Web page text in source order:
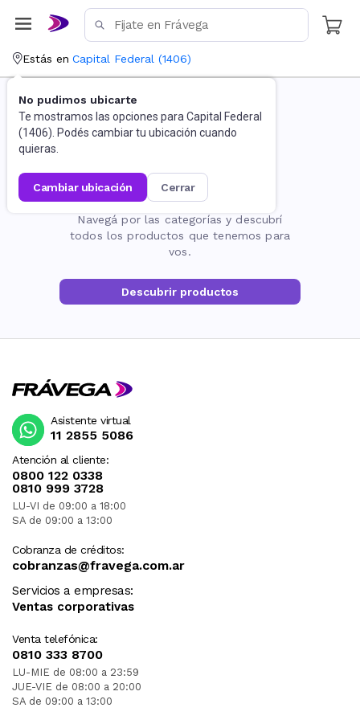
Estás en Capital Federal (1406)
No pudimos ubicarte
Te mostramos las opciones para Capital Federal
(1406). Podés cambiar tu ubicación cuando
quieras.
cambiar ubicación cerrar
La página no existe
Navegá por las categorías y descubrí
todos los productos que tenemos para
vos.
Descubrir productos
Atención al cliente:
0800 122 0338
0810 999 3728
LU-VI de 09:00 a 18:00
SA de 09:00 a 13:00
Cobranza de créditos:
cobranzas@fravega.com.ar
Servicios a empresas:
Ventas corporativas
Venta telefónica:
0810 333 8700
LU-MIE de 08:00 a 23:59
JUE-VIE de 08:00 a 20:00
SA de 09:00 a 13:00
Asistente virtual
11 2855 5086